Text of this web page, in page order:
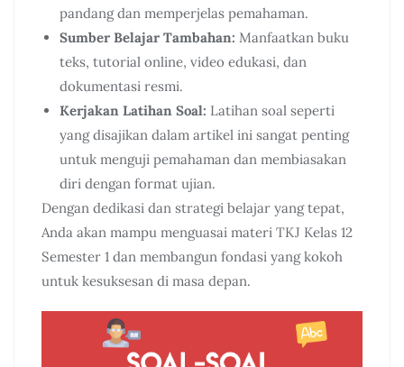
pandang dan memperjelas pemahaman.
Sumber Belajar Tambahan: Manfaatkan buku
teks, tutorial online, video edukasi, dan
dokumentasi resmi.
Kerjakan Latihan Soal: Latihan soal seperti
yang disajikan dalam artikel ini sangat penting
untuk menguji pemahaman dan membiasakan
diri dengan format ujian.
Dengan dedikasi dan strategi belajar yang tepat,
Anda akan mampu menguasai materi TKJ Kelas 12
Semester 1 dan membangun fondasi yang kokoh
untuk kesuksesan di masa depan.